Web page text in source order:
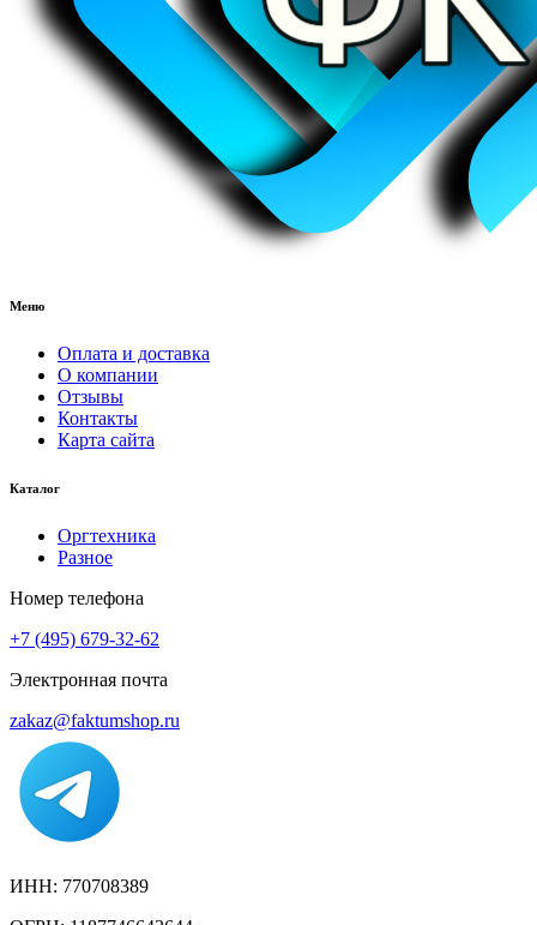
Меню
Оплата и доставка
О компании
Отзывы
Контакты
Карта сайта
Каталог
Оргтехника
Разное
Номер телефона
+7 (495) 679-32-62
Электронная почта
zakaz@faktumshop.ru
ИНН: 770708389